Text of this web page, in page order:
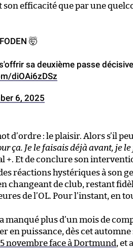
son efficacité que par une
🤯
sa deuxième passe
diOAi6zDSz
6, 2025
d’ordre : le plaisir. Alors s’il
ça. Je le faisais déjà avant, je
+. Et de conclure son
réactions hystériques à son
changeant de club, restant
de l’OL. Pour l’instant, en
manqué plus d’un mois de
en puissance, dès cet automne
novembre face à Dortmund , et